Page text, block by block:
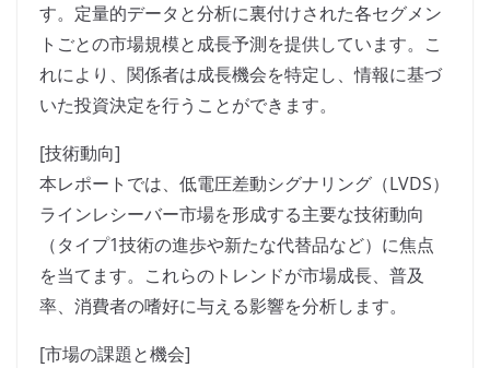
す。定量的データと分析に裏付けされた各セグメン
トごとの市場規模と成長予測を提供しています。こ
れにより、関係者は成長機会を特定し、情報に基づ
いた投資決定を行うことができます。
[技術動向]
本レポートでは、低電圧差動シグナリング（LVDS）
ラインレシーバー市場を形成する主要な技術動向
（タイプ1技術の進歩や新たな代替品など）に焦点
を当てます。これらのトレンドが市場成長、普及
率、消費者の嗜好に与える影響を分析します。
[市場の課題と機会]